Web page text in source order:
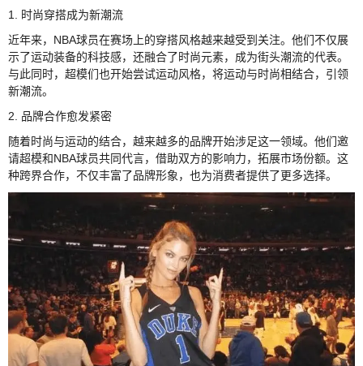
1. 时尚穿搭成为新潮流
近年来，NBA球员在赛场上的穿搭风格越来越受到关注。他们不仅展
示了运动装备的科技感，还融合了时尚元素，成为街头潮流的代表。
与此同时，超模们也开始尝试运动风格，将运动与时尚相结合，引领
新潮流。
2. 品牌合作愈发紧密
随着时尚与运动的结合，越来越多的品牌开始涉足这一领域。他们邀
请超模和NBA球员共同代言，借助双方的影响力，拓展市场份额。这
种跨界合作，不仅丰富了品牌形象，也为消费者提供了更多选择。